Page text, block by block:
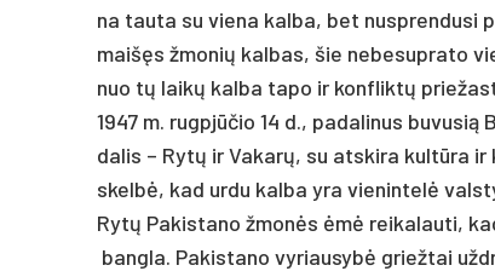
na tau­ta su vie­na kal­ba, bet
maišęs žmo­nių kal­bas, šie ne­be­sup­ra­to
nuo tų laikų kal­ba ta­po ir konf­liktų
1947 m. rugpjū­čio 14 d., pa­da­li­nus
da­lis – Rytų ir Va­karų, su at­ski­ra kultū­ra
skelbė, kad ur­du kal­ba yra vie­nin­telė
Rytų Pa­kis­ta­no žmonės ėmė rei­ka­lau­ti,
bang­la. Pa­kis­ta­no vy­riau­sybė griež­tai